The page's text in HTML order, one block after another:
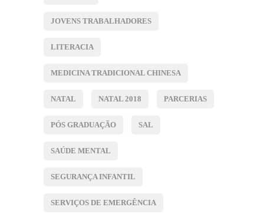
JOVENS TRABALHADORES
LITERACIA
MEDICINA TRADICIONAL CHINESA
NATAL NATAL 2018 PARCERIAS
PÓS GRADUAÇÃO SAL
SAÚDE MENTAL
SEGURANÇA INFANTIL
SERVIÇOS DE EMERGÊNCIA